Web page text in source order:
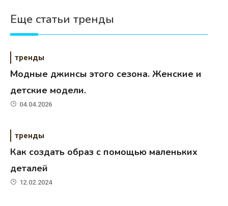
Еще статьи тренды
тренды
Модные джинсы этого сезона. Женские и
детские модели.
04.04.2026
тренды
Как создать образ с помощью маленьких
деталей
12.02.2024